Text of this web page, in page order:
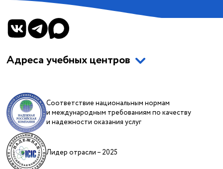
Адреса учебных центров
Соответствие национальным нормам
и международным требованиям по качеству
и надежности оказания услуг
Лидер отрасли – 2025